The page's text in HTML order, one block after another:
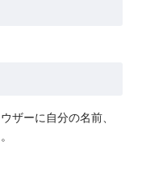
ザーに自分の名前、